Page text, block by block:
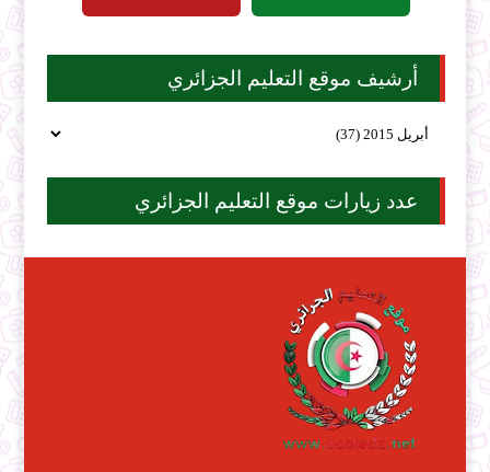
أرشيف موقع التعليم الجزائري
عدد زيارات موقع التعليم الجزائري